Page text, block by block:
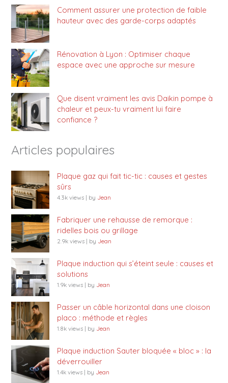
Comment assurer une protection de faible
hauteur avec des garde-corps adaptés
Rénovation à Lyon : Optimiser chaque
espace avec une approche sur mesure
Que disent vraiment les avis Daikin pompe à
chaleur et peux-tu vraiment lui faire
confiance ?
Articles populaires
Plaque gaz qui fait tic-tic : causes et gestes
sûrs
4.3k views | by Jean
Fabriquer une rehausse de remorque :
ridelles bois ou grillage
2.9k views | by Jean
Plaque induction qui s’éteint seule : causes et
solutions
1.9k views | by Jean
Passer un câble horizontal dans une cloison
placo : méthode et règles
1.8k views | by Jean
Plaque induction Sauter bloquée « bloc » : la
déverrouiller
1.4k views | by Jean